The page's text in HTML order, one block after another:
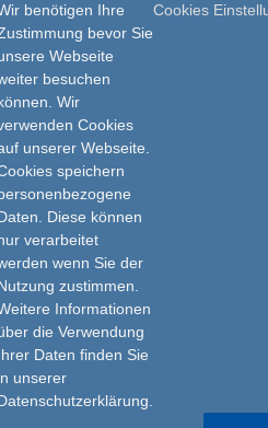
benötigen Ihre
bevor Sie
Webseite
besuchen
Wir
Cookies
unserer Webseite.
speichern
Diese können
verarbeitet
wenn Sie der
zustimmen.
Informationen
die Verwendung
Daten finden Sie
unserer
Cookies